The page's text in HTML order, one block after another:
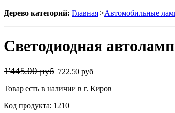
Дерево категорий: Главная >Автомобильные
Светодиодная
1'445.00 руб 722.50 руб
Товар есть в наличии в г. Киров
Код продукта: 1210